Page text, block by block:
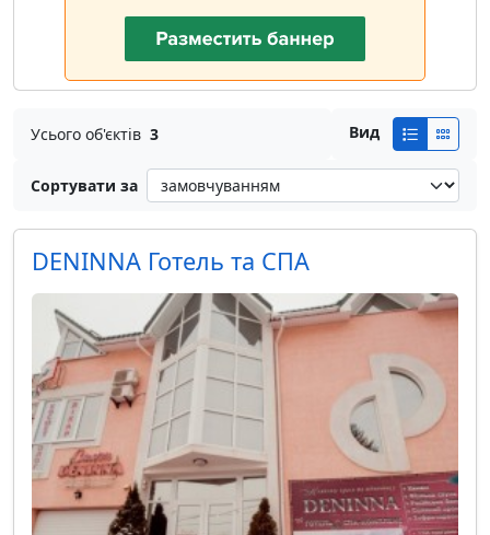
Усього об'єктів 3 Вид
Сортувати за
DENINNA Готель та СПА